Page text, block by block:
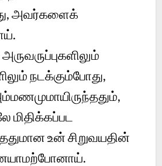
அவர்களைக்
நடக்கும்போது,
மிதிக்கப்பட
உன் சிறுவயதின்